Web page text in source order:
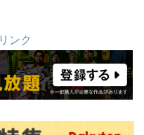
ンク